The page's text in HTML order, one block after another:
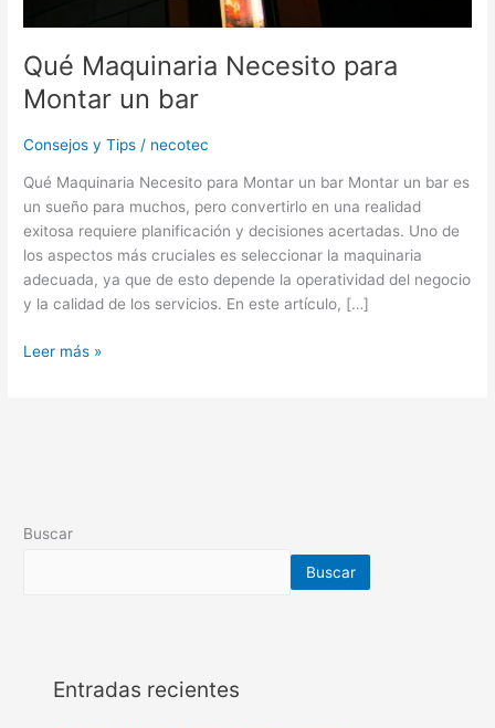
Qué Maquinaria Necesito para
Montar un bar
Consejos y Tips / necotec
Qué Maquinaria Necesito para Montar un bar Montar un bar es
un sueño para muchos, pero convertirlo en una realidad
exitosa requiere planificación y decisiones acertadas. Uno de
los aspectos más cruciales es seleccionar la maquinaria
adecuada, ya que de esto depende la operatividad del negocio
y la calidad de los servicios. En este artículo, […]
Leer más »
Buscar
Buscar
Entradas recientes